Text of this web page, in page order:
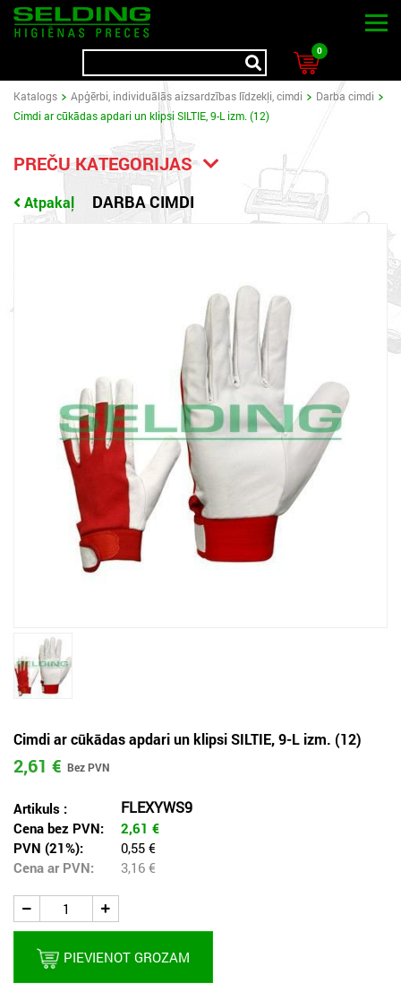
0
Katalogs Apģērbi, individuālās aizsardzības līdzekļi, cimdi
Darba cimdi
Cimdi ar cūkādas apdari un klipsi SILTIE, 9-L izm. (12)
PREČU KATEGORIJAS
Atpakaļ DARBA CIMDI
Cimdi ar cūkādas apdari un klipsi SILTIE, 9-L izm. (12)
2,61 €
Artikuls : FLEXYWS9
Cena bez PVN: 2,61 €
PVN (21%):
0,55 €
Cena ar PVN:
3,16 €
PIEVIENOT GROZAM